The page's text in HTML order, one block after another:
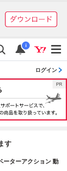
i
ログイン
す
ーターアクション 動